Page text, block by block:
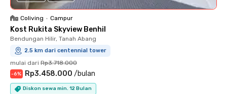
Coliving • Campur
Kost Rukita Skyview Benhil
Bendungan Hilir, Tanah Abang
2.5 km dari centennial tower
mulai dari Rp3.718.000
-6% Rp3.458.000 /bulan
Diskon sewa min. 12 Bulan